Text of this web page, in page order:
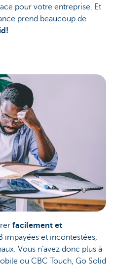
pour votre entreprise. Et
prend beaucoup de
facilement et
impayées et incontestées,
Vous n’avez donc plus à
ou CBC Touch, Go Solid